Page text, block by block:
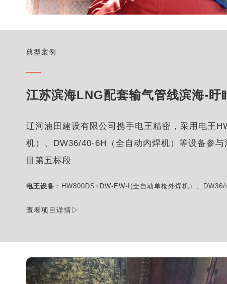
典型案例
江苏滨海LNG配套输气管线滨海-盱
辽河油田建设有限公司携手电王精密，采用电王
机）、DW36/40-6H（全自动内焊机）等设备参
目第五标段
电王设备 ：HW800DS+DW-EW-I(全自动单枪外焊机）、DW36/
查看项目详情▷